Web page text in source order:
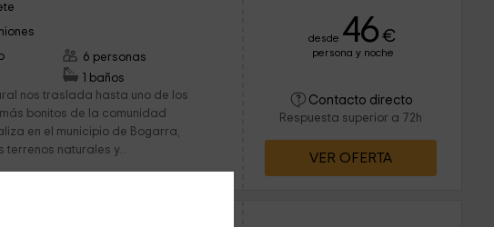
6 personas
1 baños
nos traslada hasta uno de los
bonitos de la comunidad
en el municipio de Bogarra,
naturales y...
desde 46 €
persona y noche
Contacto directo
Respuesta superior a 72h
VER OFERTA